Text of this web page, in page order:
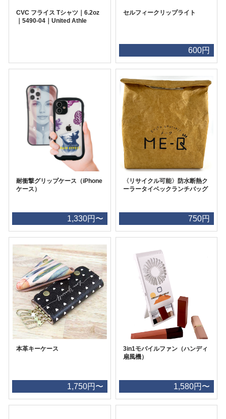
CVC フライス Tシャツ｜6.2oz
｜5490-04｜United Athle
セルフィークリップライト
600円
耐衝撃グリップケース（iPhone
ケース）
1,330円〜
〈リサイクル可能〉防水断熱ク
ーラータイベックランチバッグ
750円
本革キーケース
1,750円〜
3in1モバイルファン（ハンディ
扇風機）
1,580円〜